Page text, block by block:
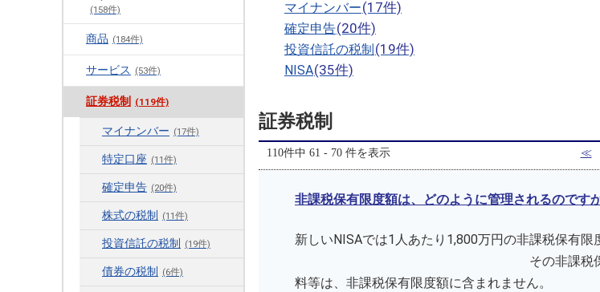
(158件)
商品 (184件)
サービス (53件)
証券税制 (119件)
マイナンバー (17件)
特定口座 (11件)
確定申告 (20件)
株式の税制 (11件)
投資信託の税制 (19件)
債券の税制 (6件)
マイナンバー(17件)
確定申告(20件)
投資信託の税制 (19件)
NISA(35件)
証券税制
110件中 61 - 70 件を表示 ≪
非課税保有限度額は、どのように管理されるのです
新しいNISAでは1人あたり1,800万円の非課税保有限
その非課税保有限度額は、簿価（
料等は、非課税保有限度